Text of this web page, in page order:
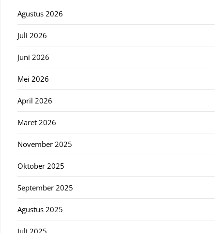
Agustus 2026
Juli 2026
Juni 2026
Mei 2026
April 2026
Maret 2026
November 2025
Oktober 2025
September 2025
Agustus 2025